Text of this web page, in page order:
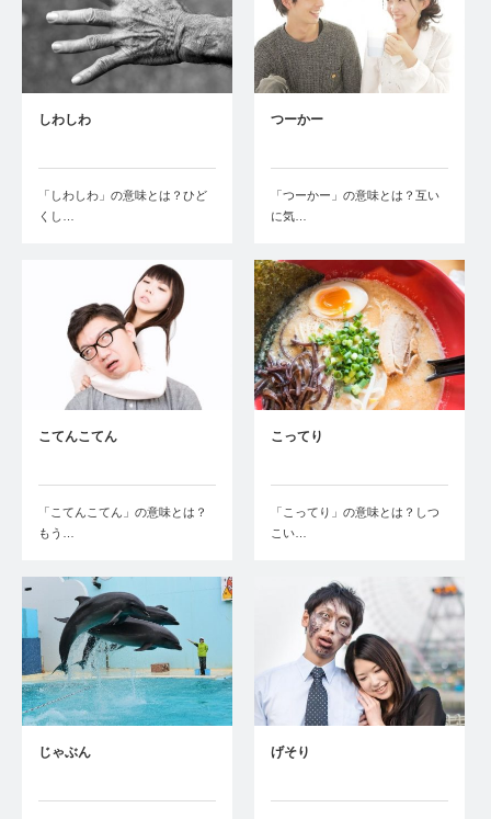
しわしわ
「しわしわ」の意味とは？ひど
くし…
つーかー
「つーかー」の意味とは？互い
に気…
こてんこてん
「こてんこてん」の意味とは？
もう…
こってり
「こってり」の意味とは？しつ
こい…
じゃぶん げそり